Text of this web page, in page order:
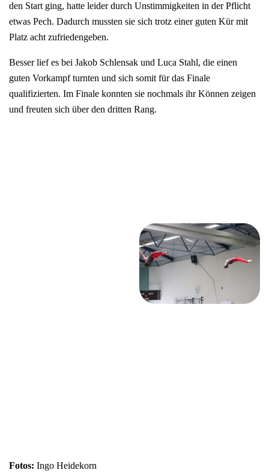
den Start ging, hatte leider durch Unstimmigkeiten in der Pflicht
etwas Pech. Dadurch mussten sie sich trotz einer guten Kür mit
Platz acht zufriedengeben.
Besser lief es bei Jakob Schlensak und Luca Stahl, die einen
guten Vorkampf turnten und sich somit für das Finale
qualifizierten. Im Finale konnten sie nochmals ihr Können zeigen
und freuten sich über den dritten Rang.
Fotos: Ingo Heidekorn